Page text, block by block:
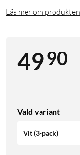
Läs mer om produkten
4990
Vald variant
Vit (3-pack)